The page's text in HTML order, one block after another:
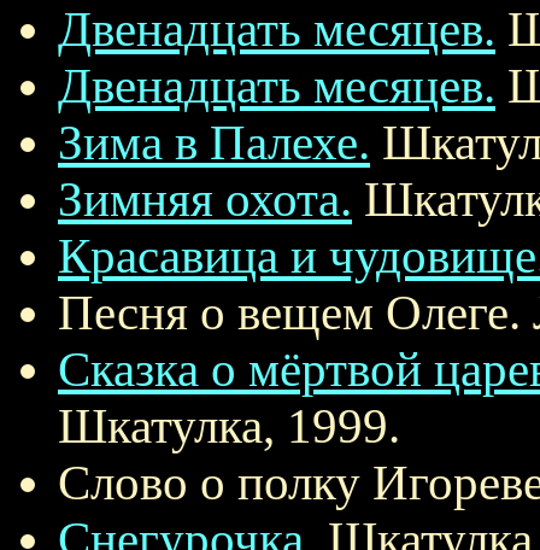
Двенадцать месяцев.
Двенадцать месяцев.
Зима в Палехе.
Зимняя охота.
Красавица и
Песня о вещем Олеге.
Сказка о мёртвой
Шкатулка, 1999.
Слово о полку